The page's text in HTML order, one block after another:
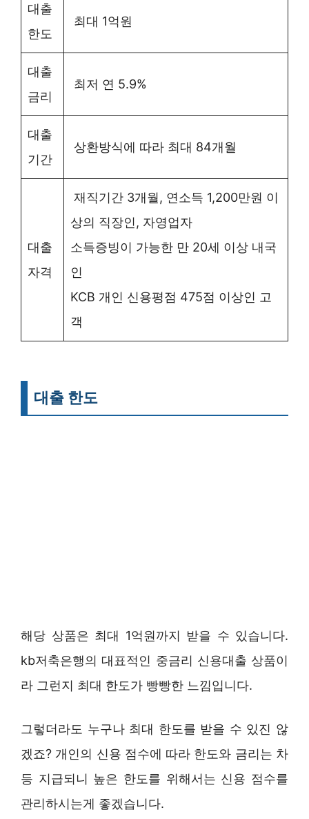
대출
한도
최대 1억원
대출
금리
최저 연 5.9%
대출
기간
상환방식에 따라 최대 84개월
대출
자격
재직기간 3개월, 연소득 1,200만원 이
상의 직장인, 자영업자
소득증빙이 가능한 만 20세 이상 내국
인
KCB 개인 신용평점 475점 이상인 고
객
대출 한도
해당 상품은 최대 1억원까지 받을 수 있습니다.
kb저축은행의 대표적인 중금리 신용대출 상품이
라 그런지 최대 한도가 빵빵한 느낌입니다.
그렇더라도 누구나 최대 한도를 받을 수 있진 않
겠죠? 개인의 신용 점수에 따라 한도와 금리는 차
등 지급되니 높은 한도를 위해서는 신용 점수를
관리하시는게 좋겠습니다.